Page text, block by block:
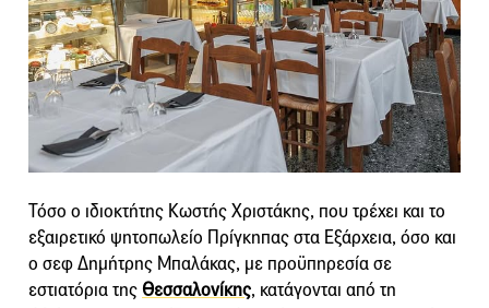
Τόσο ο ιδιοκτήτης Κωστής Χριστάκης, που τρέχει και το
εξαιρετικό ψητοπωλείο Πρίγκηπας στα Εξάρχεια, όσο και
ο σεφ Δημήτρης Μπαλάκας, με προϋπηρεσία σε
εστιατόρια της Θεσσαλονίκης, κατάγονται από τη